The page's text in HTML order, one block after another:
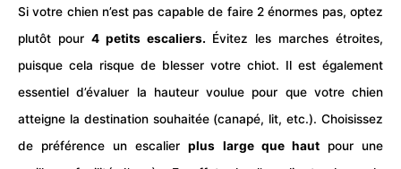
Si votre chien n’est pas capable de faire 2 énormes pas, optez
plutôt pour 4 petits escaliers. Évitez les marches étroites,
puisque cela risque de blesser votre chiot. Il est également
essentiel d’évaluer la hauteur voulue pour que votre chien
atteigne la destination souhaitée (canapé, lit, etc.). Choisissez
de préférence un escalierplus large que hautpour une